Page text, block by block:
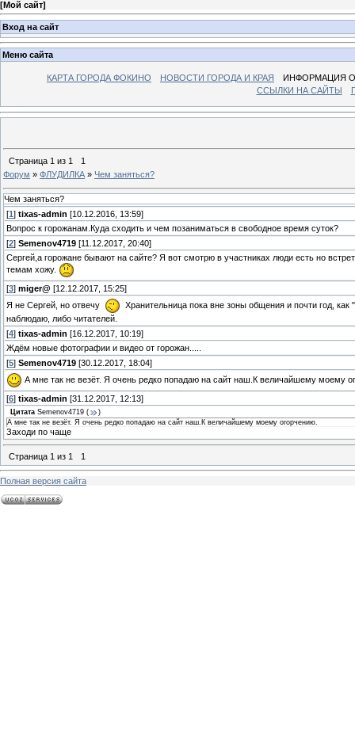
[Мой сайт]
Вход на сайт
Меню сайта
КАРТА ГОРОДА ФОКИНО НОВОСТИ ГОРОДА И КРАЯ
ИНФОРМАЦИЯ
ССЫЛКИ НА САЙТЫ
Страница 1 из 1
1
Форум » ФЛУДИЛКА » Чем заняться?
Чем заняться?
[1 ] tixas-admin [10.12.2016, 13:59]
Вопрос к горожанам.Куда сходить и чем позаниматься в свободное время суток?
[2] Semenov4719 [11.12.2017, 20:40]
Сергей,а горожане бывают на сайте? Я вот смотрю в участниках люди есть но
темам хожу.
[3] miger@ [12.12.2017, 15:25]
Я не Сергей, но отвечу
Хранительница пока вне зоны общения и почти год,
наблюдаю, либо читателей.
[4] tixas-admin [16.12.2017, 10:19]
Ждём новые фотографии и видео от горожан.....
[5] Semenov4719 [30.12.2017, 18:04]
А мне так не везёт. Я очень редко попадаю на сайт наш.К величайшему моему
[6] tixas-admin [31.12.2017, 12:13]
Цитата Semenov4719 (
)
А мне так не везёт. Я очень редко попадаю на сайт наш.К величайшему моему огорчению.
Заходи по чаще
Страница 1 из 1 1
Полная версия сайта